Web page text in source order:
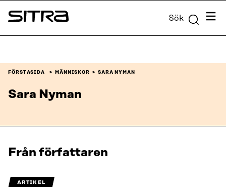
Skip to
content
Sitra Sök Meny
FÖRSTASIDA MÄNNISKOR SARA NYMAN
Sara Nyman
Från författaren
ARTIKEL